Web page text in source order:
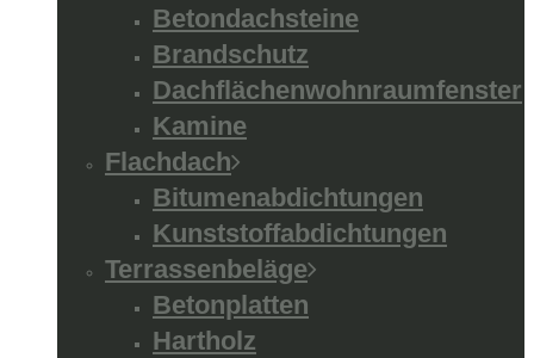
Betondachsteine
Brandschutz
Dachflächenwohnraumfenster
Kamine
Flachdach
Bitumenabdichtungen
Kunststoffabdichtungen
Terrassenbeläge
Betonplatten
Hartholz